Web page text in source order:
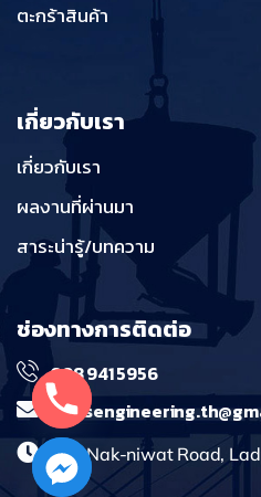
ตะกร้าสินค้า
เกี่ยวกับเรา
เกี่ยวกับเรา
ผลงานที่ผ่านมา
สาระน่ารู้/บทความ
ช่องทางการติดต่อ
098 941 5956
241 Nak-niwat Road,